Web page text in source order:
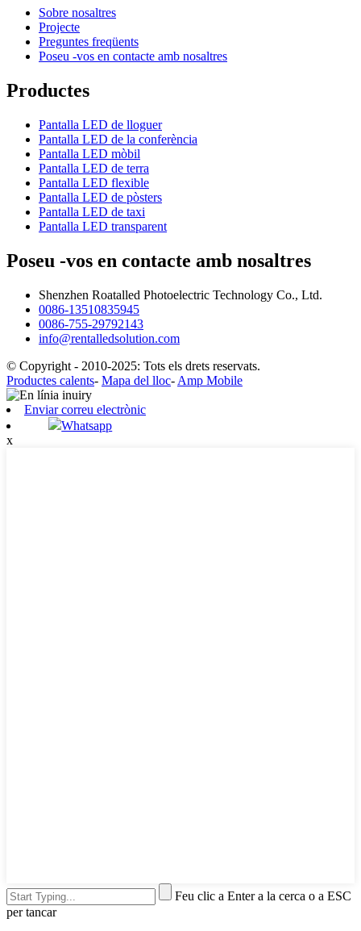
Sobre nosaltres
Projecte
Preguntes freqüents
Poseu -vos en contacte amb nosaltres
Productes
Pantalla LED de lloguer
Pantalla LED de la conferència
Pantalla LED mòbil
Pantalla LED de terra
Pantalla LED flexible
Pantalla LED de pòsters
Pantalla LED de taxi
Pantalla LED transparent
Poseu -vos en contacte amb nosaltres
Shenzhen Roatalled Photoelectric Technology Co., Ltd.
0086-13510835945
0086-755-29792143
info@rentalledsolution.com
© Copyright - 2010-2025: Tots els drets reservats.
Productes calents- Mapa del lloc- Amp Mobile
Enviar correu electrònic
Whatsapp
x
Feu clic a Enter a la cerca o a ESC
per tancar